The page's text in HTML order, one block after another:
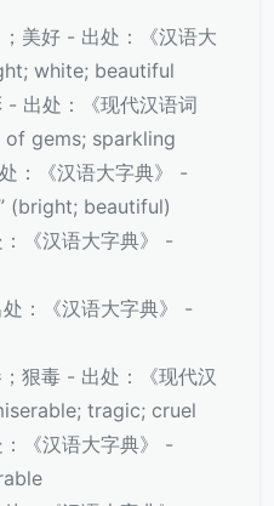
美好 - 出处：《汉语大
white; beautiful
出处：《现代汉语词
gems; sparkling
：《汉语大字典》 -
(bright; beautiful)
《汉语大字典》 -
：《汉语大字典》 -
狠毒 - 出处：《现代汉
tragic; cruel
《汉语大字典》 -